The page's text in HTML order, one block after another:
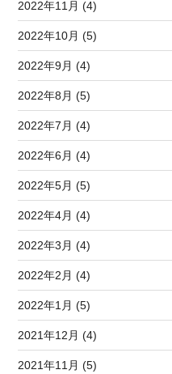
2022年11月 (4)
2022年10月 (5)
2022年9月 (4)
2022年8月 (5)
2022年7月 (4)
2022年6月 (4)
2022年5月 (5)
2022年4月 (4)
2022年3月 (4)
2022年2月 (4)
2022年1月 (5)
2021年12月 (4)
2021年11月 (5)